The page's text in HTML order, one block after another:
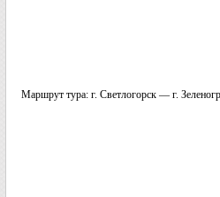
Маршрут тура: г. Светлогорск — г.